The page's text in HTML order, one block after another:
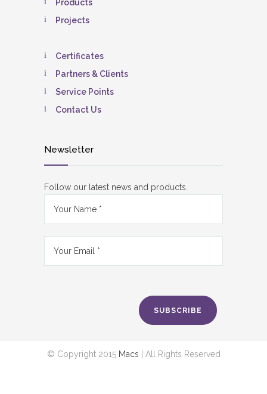
Products
Projects
Certificates
Partners & Clients
Service Points
Contact Us
Newsletter
Follow our latest news and products.
SUBSCRIBE
© Copyright 2015 Macs | All Rights Reserved